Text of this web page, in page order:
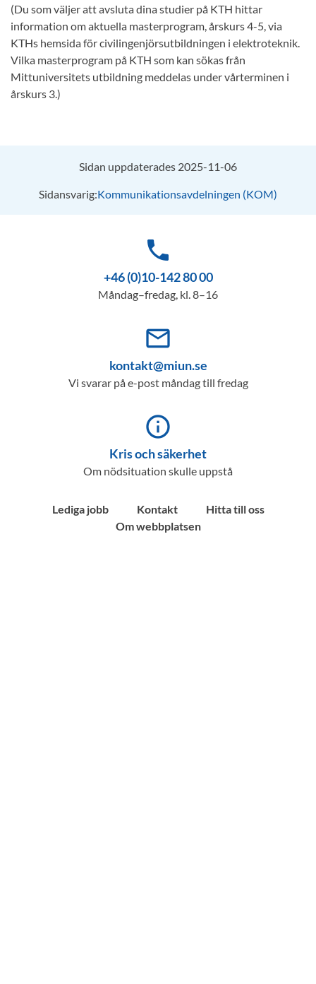
(Du som väljer att avsluta dina studier på KTH hittar
information om aktuella masterprogram, årskurs 4-5, via
KTHs hemsida för civilingenjörsutbildningen i elektroteknik.
Vilka masterprogram på KTH som kan sökas från
Mittuniversitets utbildning meddelas under vårterminen i
årskurs 3.)
Sidan uppdaterades 2025-11-06
Sidansvarig:Kommunikationsavdelningen (KOM)
phone
+46 (0)10-142 80 00
Måndag–fredag, kl. 8–16
mail_outline
kontakt@miun.se
Vi svarar på e-post måndag till fredag
info_outline
Kris och säkerhet
Om nödsituation skulle uppstå
Lediga jobb Kontakt
Hitta till oss
Om webbplatsen